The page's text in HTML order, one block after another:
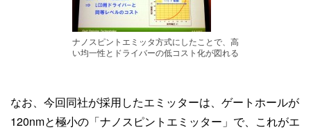
ナノスピントエミッタ方式にしたことで、高
い均一性とドライバーの低コスト化が図れる
なお、今回同社が採用したエミッターは、ゲートホールが
120nmと極小の「ナノスピントエミッター」で、これがエ